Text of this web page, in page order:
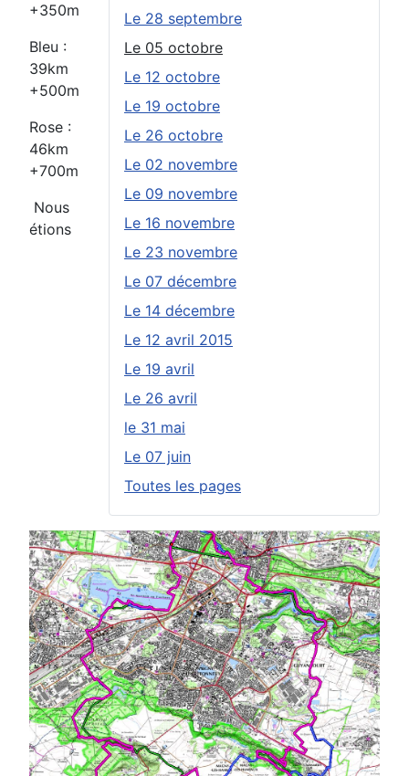
Le 28 septembre
Le 05 octobre
Le 12 octobre
Le 19 octobre
Le 26 octobre
Le 02 novembre
Le 09 novembre
Le 16 novembre
Le 23 novembre
Le 07 décembre
Le 14 décembre
Le 12 avril 2015
Le 19 avril
Le 26 avril
le 31 mai
Le 07 juin
Toutes les pages
+350m
Bleu :
39km
+500m
Rose :
46km
+700m
Nous
étions